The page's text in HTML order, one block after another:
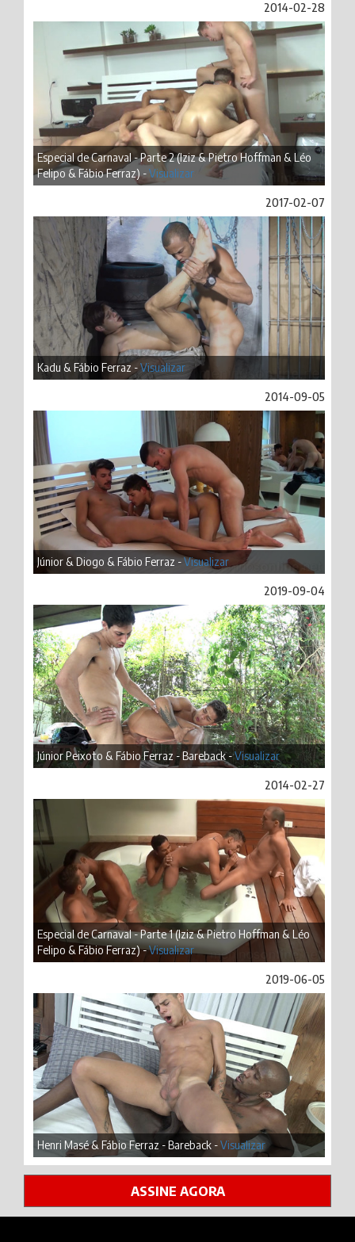
2014-02-28
Especial de Carnaval - Parte 2 (Iziz & Pietro Hoffman & Léo
Felipo & Fábio Ferraz) -Visualizar
2017-02-07
Kadu & Fábio Ferraz -Visualizar
2014-09-05
Júnior & Diogo & Fábio Ferraz -Visualizar
2019-09-04
Júnior Peixoto & Fábio Ferraz - Bareback -Visualizar
2014-02-27
Especial de Carnaval - Parte 1 (Iziz & Pietro Hoffman & Léo
Felipo & Fábio Ferraz) -Visualizar
2019-06-05
Henri Masé & Fábio Ferraz - Bareback -Visualizar
ASSINE AGORA